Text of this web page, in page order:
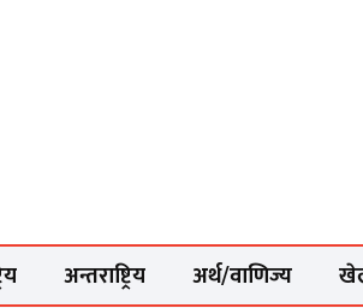
अन्तराष्ट्रिय अर्थ/वाणिज्य